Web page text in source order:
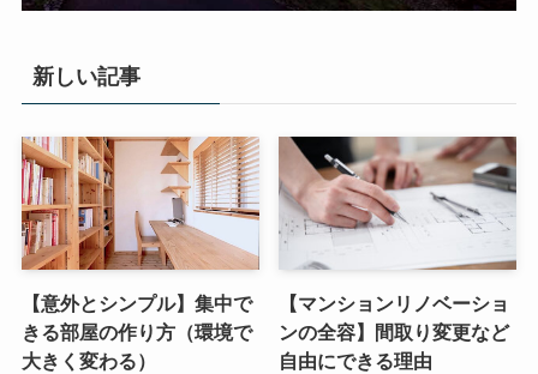
新しい記事
【意外とシンプル】集中で
きる部屋の作り方（環境で
大きく変わる）
【マンションリノベーショ
ンの全容】間取り変更など
自由にできる理由